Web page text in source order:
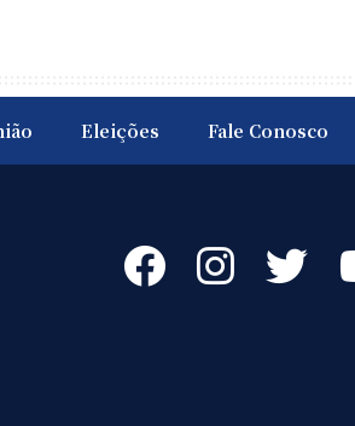
Eleições Fale Conosco